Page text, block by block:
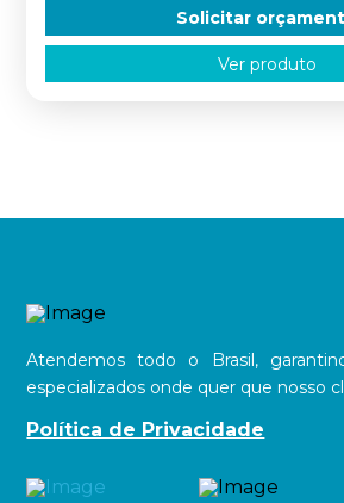
Solicitar
Ver produto
Atendemos todo o Brasil,
especializados onde quer que nosso
Política de Privacidade